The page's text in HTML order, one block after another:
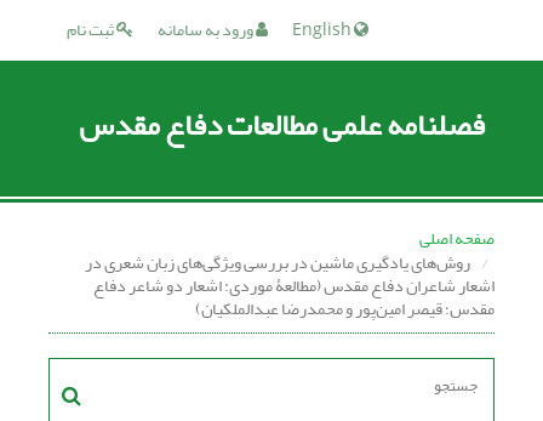
ثبت نام ورود به سامانه
فصلنامه علمی مطالعات دفاع مقدس
صفحه اصلی
روش‌های یادگیری ماشین در بررسی ویژگی‌های زبان شعری در
اشعار شاعران دفاع مقدس (مطالعۀ موردی: اشعار دو شاعر دفاع
مقدس؛ قیصر امین‌پور و محمدرضا عبدالملکیان)